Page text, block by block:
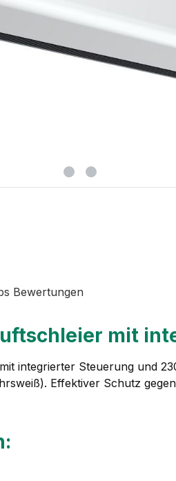
Bewertungen
mit
integrierter Steuerung und
Effektiver Schutz